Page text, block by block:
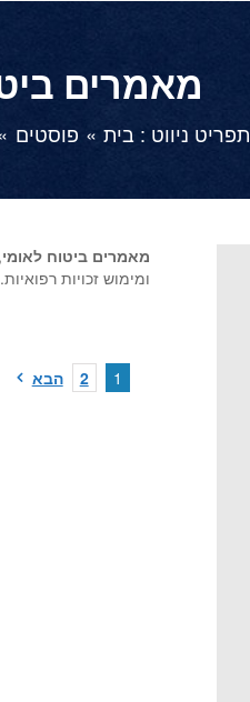
מאמרים
תפריט ניווט : בית פוסטים
מאמרים ביטוח לאומי
ומימוש זכויות רפואיות.
1
2 הבא